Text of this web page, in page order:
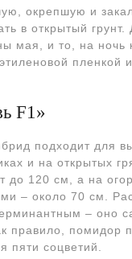
окрепшую и
в открытый грунт.
мая, и то, на ночь
пленкой
F1»
подходит для
и на открытых
до 120 см, а на
– около 70 см.
– оно
правило, помидор
пяти соцветий.